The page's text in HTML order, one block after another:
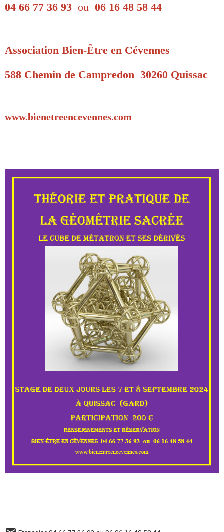
04 66 77 36 93 ou 06 16 48 58 44
Association Bien-Être en Cévennes
588 Chemin de Campredon 30260 Quissac
www.bienetreencevennes.com